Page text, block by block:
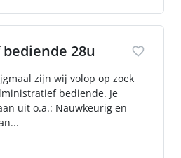
28u
zijn wij volop op zoek
bediende. Je
uit o.a.: Nauwkeurig en